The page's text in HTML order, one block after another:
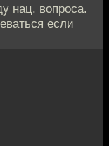
нац. вопроса.
если